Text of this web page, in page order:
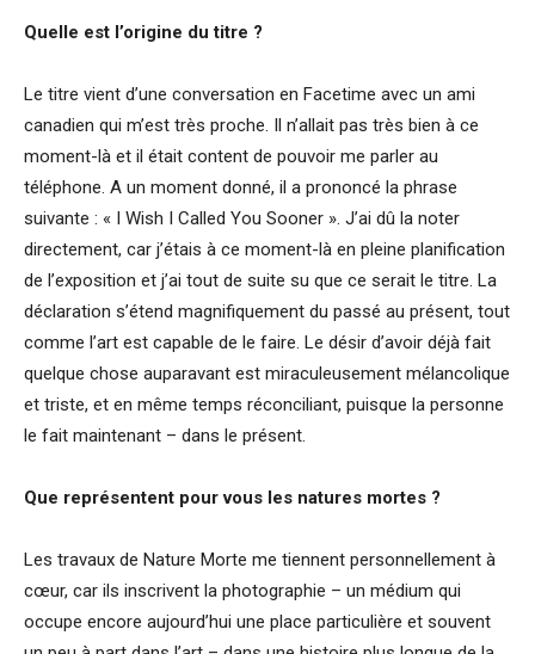
Quelle est l’origine du titre ?
Le titre vient d’une conversation en Facetime avec un ami
canadien qui m’est très proche. Il n’allait pas très bien à ce
moment-là et il était content de pouvoir me parler au
téléphone. A un moment donné, il a prononcé la phrase
suivante : « I Wish I Called You Sooner ». J’ai dû la noter
directement, car j’étais à ce moment-là en pleine planification
de l’exposition et j’ai tout de suite su que ce serait le titre. La
déclaration s’étend magnifiquement du passé au présent, tout
comme l’art est capable de le faire. Le désir d’avoir déjà fait
quelque chose auparavant est miraculeusement mélancolique
et triste, et en même temps réconciliant, puisque la personne
le fait maintenant – dans le présent.
Que représentent pour vous les natures mortes ?
Les travaux de Nature Morte me tiennent personnellement à
cœur, car ils inscrivent la photographie – un médium qui
occupe encore aujourd’hui une place particulière et souvent